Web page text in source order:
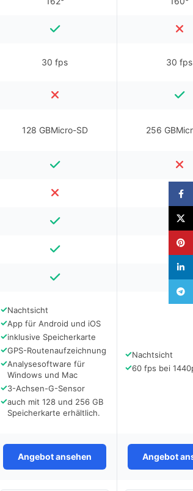
30 fps 30 fps
128 GBMicro-SD 256
✓Nachtsicht
✓App für Android und iOS
✓inklusive Speicherkarte
✓GPS-Routenaufzeichnung
✓Analysesoftware für
Windows und Mac
✓3-Achsen-G-Sensor
✓auch mit 128 und 256 GB
Speicherkarte erhältlich.
✓Nachtsicht
✓60 fps bei
Angebot ansehen Angebot